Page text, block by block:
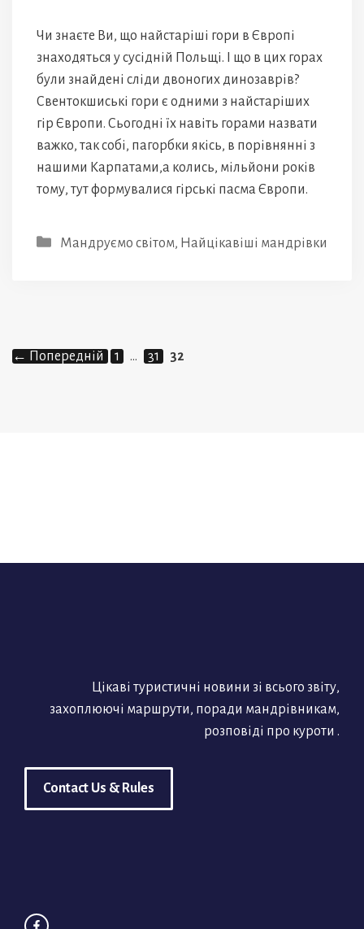
Чи знаєте Ви, що найстаріші гори в Європі
знаходяться у сусідній Польщі. І що в цих горах
були знайдені сліди двоногих динозаврів?
Свентокшиські гори є одними з найстаріших
гір Європи. Сьогодні їх навіть горами назвати
важко, так собі, пагорбки якісь, в порівнянні з
нашими Карпатами,а колись, мільйони років
тому, тут формувалися гірські пасма Європи.
Категорії
Мандруємо світом, Найцікавіші мандрівки
← Попередній Сторінка
1 … Сторінка
31 Сторінка
32
Цікаві туристичні новини зі всього звіту,
захоплюючі маршрути, поради мандрівникам,
розповіді про куроти .
Contact Us & Rules